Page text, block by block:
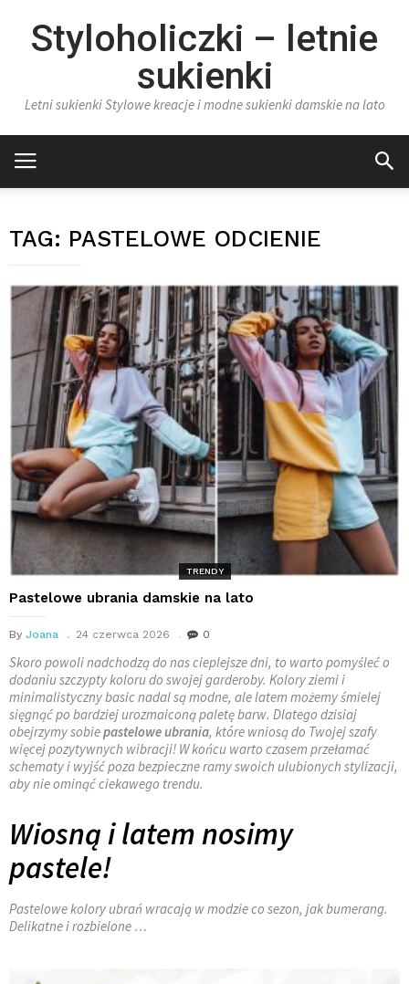
Styloholiczki – letnie
sukienki
Letni sukienki Stylowe kreacje i modne sukienki damskie na lato
TAG: PASTELOWE ODCIENIE
TRENDY
Pastelowe ubrania damskie na lato
By Joana 24 czerwca 2026 0
Skoro powoli nadchodzą do nas cieplejsze dni, to warto pomyśleć o
dodaniu szczypty koloru do swojej garderoby. Kolory ziemi i
minimalistyczny basic nadal są modne, ale latem możemy śmielej
sięgnąć po bardziej urozmaiconą paletę barw. Dlatego dzisiaj
obejrzymy sobiepastelowe ubrania, które wniosą do Twojej szafy
więcej pozytywnych wibracji! W końcu warto czasem przełamać
schematy i wyjść poza bezpieczne ramy swoich ulubionych stylizacji,
aby nie ominąć ciekawego trendu.
Wiosną i latem nosimy
pastele!
Pastelowe kolory ubrań wracają w modzie co sezon, jak bumerang.
Delikatne i rozbielone …